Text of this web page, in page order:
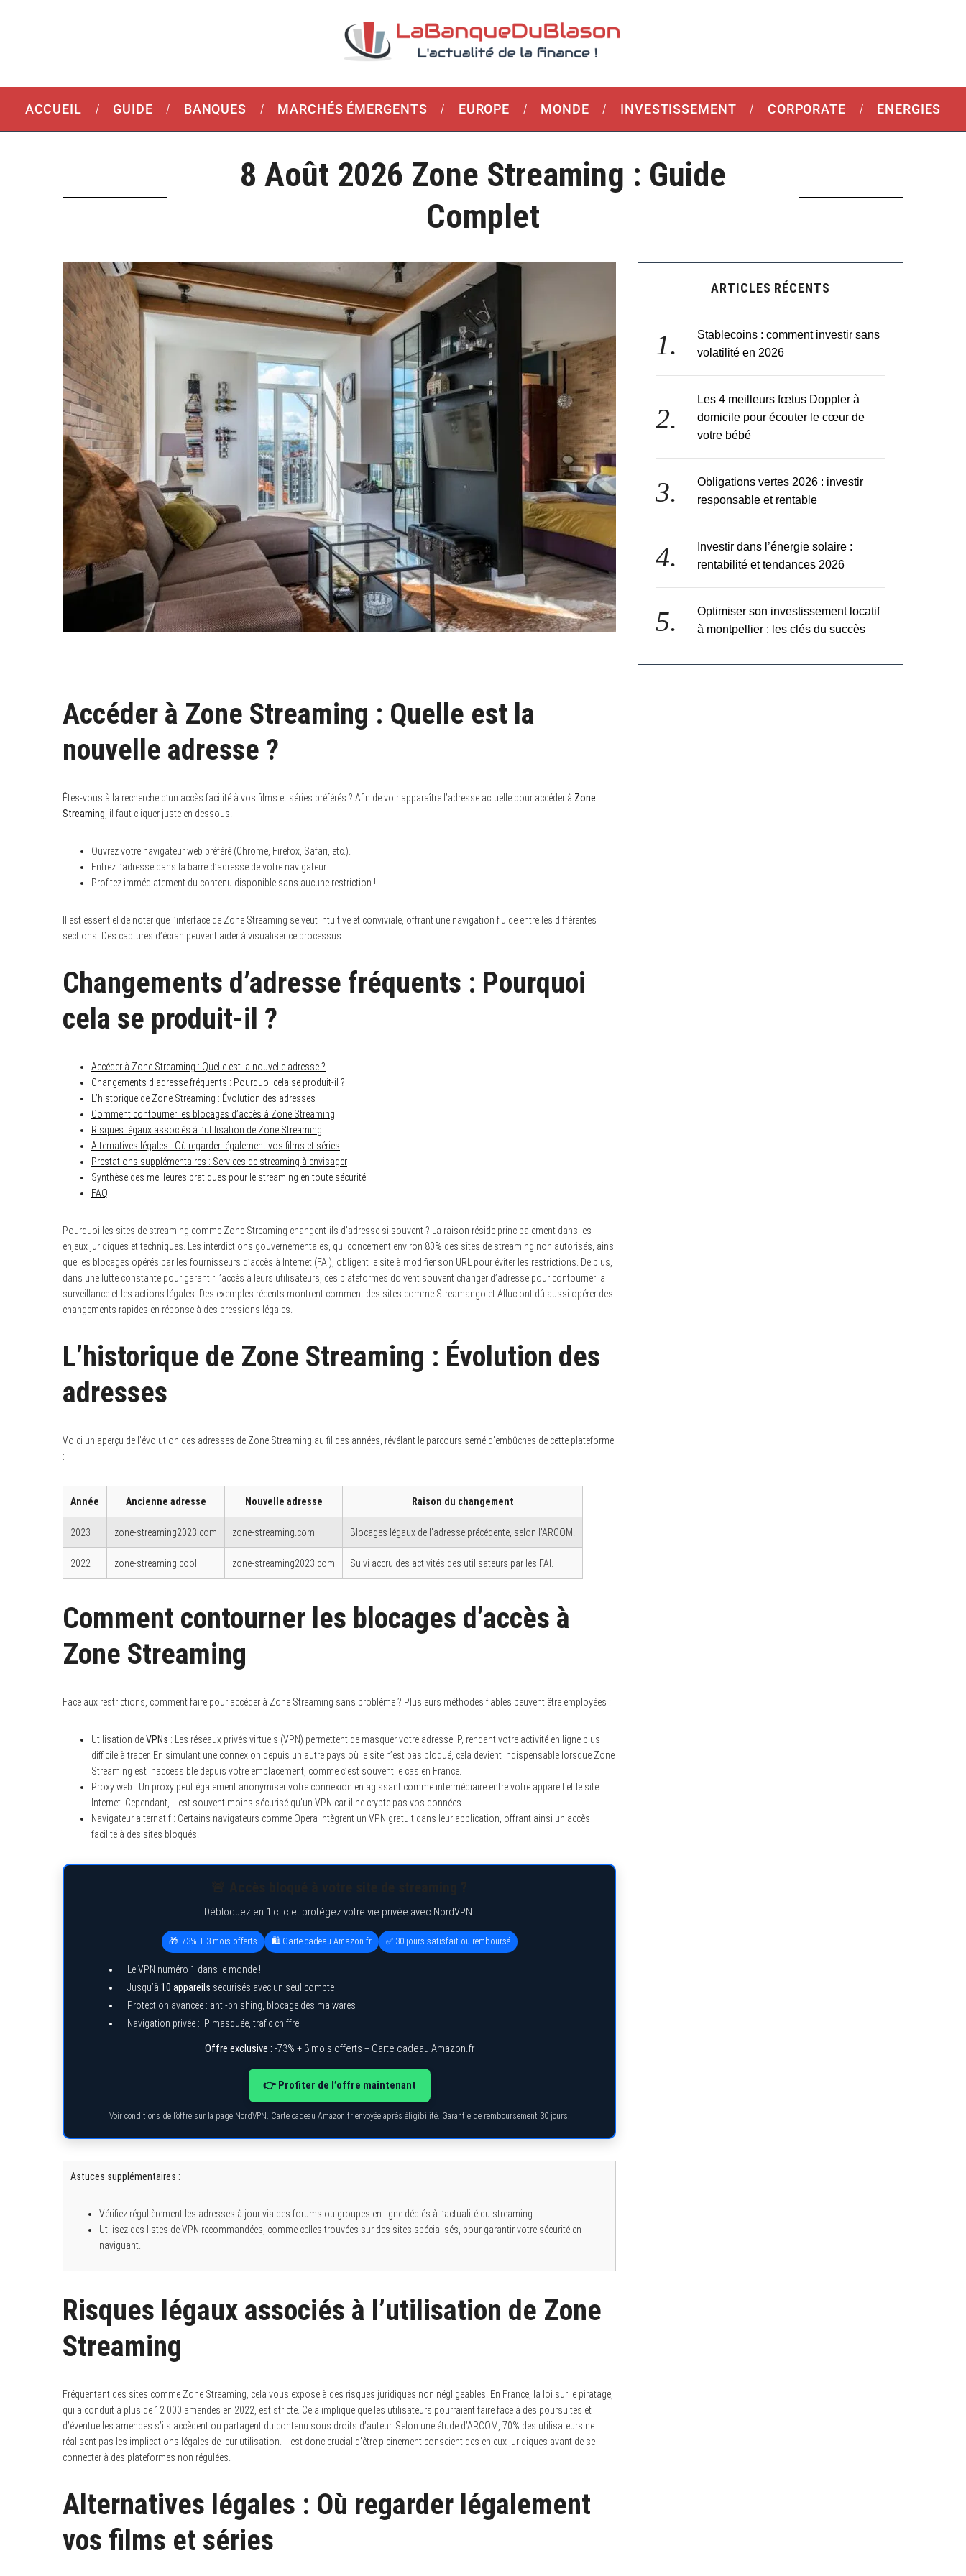
ACCUEIL GUIDE BANQUES MARCHÉS ÉMERGENTS EUROPE MONDE INVESTISSEMENT CORPORATE ENERGIES
8 Août 2026 Zone Streaming : Guide
Complet
Accéder à Zone Streaming : Quelle est la
nouvelle adresse ?
Êtes-vous à la recherche d’un accès facilité à vos films et séries préférés ? Afin de voir apparaître l’adresse actuelle pour accéder à Zone
Streaming , il faut cliquer juste en dessous.
Ouvrez votre navigateur web préféré (Chrome, Firefox, Safari, etc.).
Entrez l’adresse dans la barre d’adresse de votre navigateur.
Profitez immédiatement du contenu disponible sans aucune restriction !
Il est essentiel de noter que l’interface de Zone Streaming se veut intuitive et conviviale, offrant une navigation fluide entre les différentes
sections. Des captures d’écran peuvent aider à visualiser ce processus :
Changements d’adresse fréquents : Pourquoi
cela se produit-il ?
Accéder à Zone Streaming : Quelle est la nouvelle adresse ?
Changements d’adresse fréquents : Pourquoi cela se produit-il ?
L’historique de Zone Streaming : Évolution des adresses
Comment contourner les blocages d’accès à Zone Streaming
Risques légaux associés à l’utilisation de Zone Streaming
Alternatives légales : Où regarder légalement vos films et séries
Prestations supplémentaires : Services de streaming à envisager
Synthèse des meilleures pratiques pour le streaming en toute sécurité
FAQ
Pourquoi les sites de streaming comme Zone Streaming changent-ils d’adresse si souvent ? La raison réside principalement dans les
enjeux juridiques et techniques. Les interdictions gouvernementales, qui concernent environ 80% des sites de streaming non autorisés, ainsi
que les blocages opérés par les fournisseurs d’accès à Internet (FAI), obligent le site à modifier son URL pour éviter les restrictions. De plus,
dans une lutte constante pour garantir l’accès à leurs utilisateurs, ces plateformes doivent souvent changer d’adresse pour contourner la
surveillance et les actions légales. Des exemples récents montrent comment des sites comme Streamango et Alluc ont dû aussi opérer des
changements rapides en réponse à des pressions légales.
L’historique de Zone Streaming : Évolution des
adresses
Voici un aperçu de l’évolution des adresses de Zone Streaming au fil des années, révélant le parcours semé d’embûches de cette plateforme
:
Année Ancienne adresse Nouvelle adresse Raison du changement
2023 zone-streaming2023.com zone-streaming.com Blocages légaux de l’adresse précédente, selon l’ARCOM.
2022 zone-streaming.cool zone-streaming2023.com Suivi accru des activités des utilisateurs par les FAI.
Comment contourner les blocages d’accès à
Zone Streaming
Face aux restrictions, comment faire pour accéder à Zone Streaming sans problème ? Plusieurs méthodes fiables peuvent être employées :
Utilisation deVPNs : Les réseaux privés virtuels (VPN) permettent de masquer votre adresse IP, rendant votre activité en ligne plus
difficile à tracer. En simulant une connexion depuis un autre pays où le site n’est pas bloqué, cela devient indispensable lorsque Zone
Streaming est inaccessible depuis votre emplacement, comme c’est souvent le cas en France.
Proxy web : Un proxy peut également anonymiser votre connexion en agissant comme intermédiaire entre votre appareil et le site
Internet. Cependant, il est souvent moins sécurisé qu’un VPN car il ne crypte pas vos données.
Navigateur alternatif : Certains navigateurs comme Opera intègrent un VPN gratuit dans leur application, offrant ainsi un accès
facilité à des sites bloqués.
Débloquez en 1 clic et protégez votre vie privée avec NordVPN.
🎁 -73% + 3 mois offerts 🛍️ Carte cadeau Amazon.fr ✅ 30 jours satisfait ou remboursé
Le VPN numéro 1 dans le monde !
Jusqu’à 10 appareils sécurisés avec un seul compte
Protection avancée : anti-phishing, blocage des malwares
Navigation privée : IP masquée, trafic chiffré
Offre exclusive : -73% + 3 mois offerts + Carte cadeau Amazon.fr
👉 Profiter de l’offre maintenant
Voir conditions de l’offre sur la page NordVPN. Carte cadeau Amazon.fr envoyée après éligibilité. Garantie de remboursement 30 jours.
Astuces supplémentaires :
Vérifiez régulièrement les adresses à jour via des forums ou groupes en ligne dédiés à l’actualité du streaming.
Utilisez des listes de VPN recommandées, comme celles trouvées sur des sites spécialisés, pour garantir votre sécurité en
naviguant.
Risques légaux associés à l’utilisation de Zone
Streaming
Fréquentant des sites comme Zone Streaming, cela vous expose à des risques juridiques non négligeables. En France, la loi sur le piratage,
qui a conduit à plus de 12 000 amendes en 2022, est stricte. Cela implique que les utilisateurs pourraient faire face à des poursuites et
d’éventuelles amendes s’ils accèdent ou partagent du contenu sous droits d’auteur. Selon une étude d’ARCOM, 70% des utilisateurs ne
réalisent pas les implications légales de leur utilisation. Il est donc crucial d’être pleinement conscient des enjeux juridiques avant de se
connecter à des plateformes non régulées.
Alternatives légales : Où regarder légalement
vos films et séries
ARTICLES RÉCENTS
Stablecoins : comment investir sans
volatilité en 2026
Les 4 meilleurs fœtus Doppler à
domicile pour écouter le cœur de
votre bébé
Obligations vertes 2026 : investir
responsable et rentable
Investir dans l’énergie solaire :
rentabilité et tendances 2026
Optimiser son investissement locatif
à montpellier : les clés du succès
S
r
c
o